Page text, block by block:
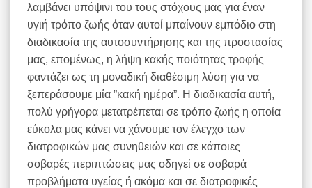
λαμβάνει υπόψινι του τους στόχους μας για έναν
υγιή τρόπο ζωής όταν αυτοί μπαίνουν εμπόδιο στη
διαδικασία της αυτοσυντήρησης και της προστασίας
μας, επομένως, η λήψη κακής ποιότητας τροφής
φαντάζει ως τη μοναδική διαθέσιμη λύση για να
ξεπεράσουμε μία ”κακή ημέρα”. Η διαδικασία αυτή,
πολύ γρήγορα μετατρέπεται σε τρόπο ζωής η οποία
εύκολα μας κάνει να χάνουμε τον έλεγχο των
διατροφικών μας συνηθειών και σε κάποιες
σοβαρές περιπτώσεις μας οδηγεί σε σοβαρά
προβλήματα υγείας ή ακόμα και σε διατροφικές